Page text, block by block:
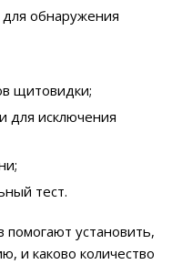
обнаружения
щитовидки;
для исключения
тест.
помогают установить,
и каково количество